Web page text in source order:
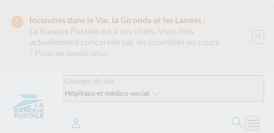
Incendies dans le Var, la Gironde et les Landes :
La Banque Postale est à vos côtés. Vous êtes
actuellement concernés par les incendies en cours
? Pour en savoir plus
Changer de site
Hôpitaux et médico-social
Se connecter